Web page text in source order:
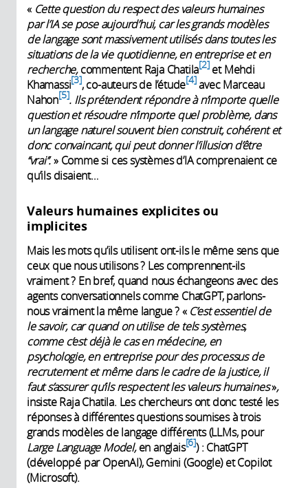
« Cette question du respect des valeurs humaines
par l’IA se pose aujourd’hui, car les grands modèles
de langage sont massivement utilisés dans toutes les
situations de la vie quotidienne, en entreprise et en
recherche,commentent Raja Chatila 2 et Mehdi
Khamassi 3 , co-auteurs de l’étude 4 avec Marceau
Nahon 5 . Ils prétendent répondre à n’importe quelle
question et résoudre n’importe quel problème, dans
un langage naturel souvent bien construit, cohérent et
donc convaincant, qui peut donner l’illusion d’être
‘‘vrai’’.» Comme si ces systèmes d’IA comprenaient ce
qu’ils disaient…
Valeurs humaines explicites ou
implicites
Mais les mots qu’ils utilisent ont-ils le même sens que
ceux que nous utilisons ? Les comprennent-ils
vraiment ? En bref, quand nous échangeons avec des
agents conversationnels comme ChatGPT, parlons-
nous vraiment la même langue ? « C’est essentiel de
le savoir, car quand on utilise de tels systèmes,
comme c’est déjà le cas en médecine, en
psychologie, en entreprise pour des processus de
recrutement et même dans le cadre de la justice, il
faut s’assurer qu’ils respectent les valeurs humaines»,
insiste Raja Chatila. Les chercheurs ont donc testé les
réponses à différentes questions soumises à trois
grands modèles de langage différents (LLMs, pour
Large Language Model,en anglais 6 ) : ChatGPT
(développé par OpenAI), Gemini (Google) et Copilot
(Microsoft).